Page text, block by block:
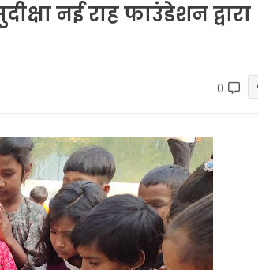
नई राह फाउंडेशन द्वारा
0